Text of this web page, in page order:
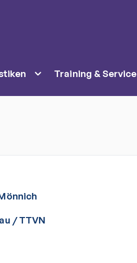
Training & Service
/TTVN